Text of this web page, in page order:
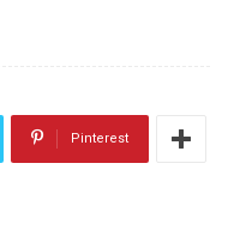
Pinterest